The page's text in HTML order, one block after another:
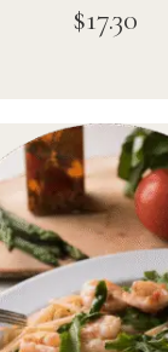
$17.30